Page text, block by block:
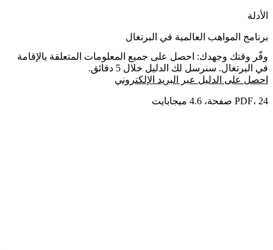
الأدلة
برنامج المواهب العالمية في البرتغال
وفّر وقتك وجهدك: احصل على جميع المعلومات المتعلقة بالإقامة
في البرتغال. سنرسل لك الدليل خلال 5 دقائق.
احصل على الدليل عبر البريد الإلكتروني
PDF، 24 صفحة، 4.6 ميجابايت